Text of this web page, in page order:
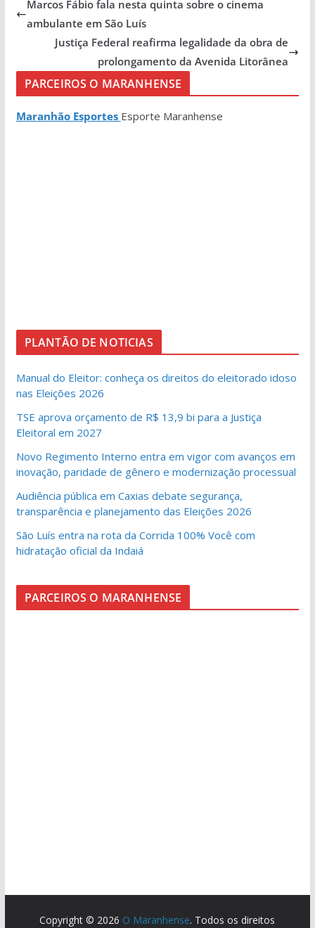
Marcos Fábio fala nesta quinta sobre o cinema
ambulante em São Luís
Justiça Federal reafirma legalidade da obra de
prolongamento da Avenida Litorânea
PARCEIROS O MARANHENSE
Maranhão Esportes Esporte Maranhense
PLANTÃO DE NOTICIAS
Manual do Eleitor: conheça os direitos do eleitorado idoso
nas Eleições 2026
TSE aprova orçamento de R$ 13,9 bi para a Justiça
Eleitoral em 2027
Novo Regimento Interno entra em vigor com avanços em
inovação, paridade de gênero e modernização processual
Audiência pública em Caxias debate segurança,
transparência e planejamento das Eleições 2026
São Luís entra na rota da Corrida 100% Você com
hidratação oficial da Indaiá
PARCEIROS O MARANHENSE
Copyright © 2026 O Maranhense. Todos os direitos